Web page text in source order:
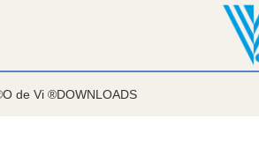
O de Vi ®DOWNLOADS